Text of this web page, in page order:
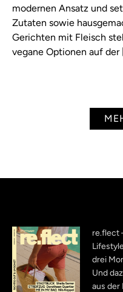
modernen Ansatz und
Zutaten sowie
Gerichten mit Fleisch
vegane Optionen auf der
re.flect
drei
Und
aus der